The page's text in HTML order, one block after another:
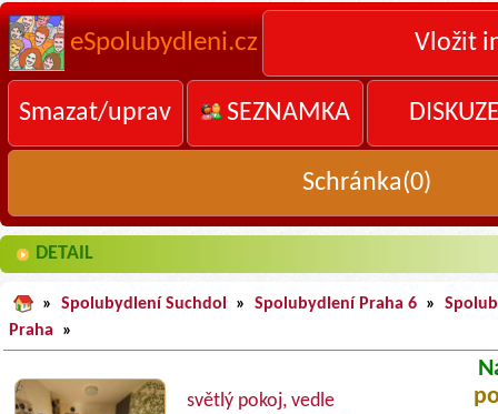
eSpolubydleni.cz Vložit
Smazat/uprav SEZNAMKA
Schránka(0)
DETAIL
» Spolubydlení Suchdol » Spolubydlení Praha 6 »
Praha
»
světlý pokoj, vedle